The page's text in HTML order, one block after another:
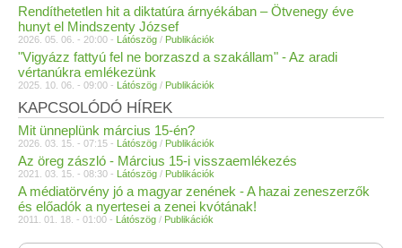
Rendíthetetlen hit a diktatúra árnyékában – Ötvenegy éve
hunyt el Mindszenty József
2026. 05. 06. - 20:00 - Látószög / Publikációk
"Vigyázz fattyú fel ne borzaszd a szakállam" - Az aradi
vértanúkra emlékezünk
2025. 10. 06. - 09:00 - Látószög / Publikációk
KAPCSOLÓDÓ HÍREK
Mit ünneplünk március 15-én?
2026. 03. 15. - 07:15 - Látószög / Publikációk
Az öreg zászló - Március 15-i visszaemlékezés
2021. 03. 15. - 08:30 - Látószög / Publikációk
A médiatörvény jó a magyar zenének - A hazai zeneszerzők
és előadók a nyertesei a zenei kvótának!
2011. 01. 18. - 01:00 - Látószög / Publikációk